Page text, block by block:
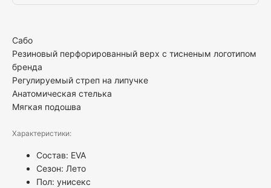
Сабо
Резиновый перфорированный верх с тисненым логотипом
бренда
Регулируемый стреп на липучке
Анатомическая стелька
Мягкая подошва
Характеристики:
Состав: EVA
Сезон: Лето
Пол: унисекс